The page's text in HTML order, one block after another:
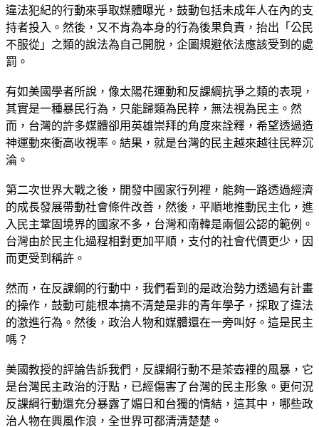
違法犯紀的行動來爭取媒體曝光，鼓動包括未成年人在內的支
持者投入。然後，又不肯為本身的行為後果負責，抬出「公民
不服從」之類的說法為自己開脫，企圖規避依法應該受到的處
罰。
有如美國學者所說，像太陽花運動和反課綱抗爭之類的表現，
其實是一種暴民行為，只能歸類為民粹，無法視為民主。然
而，台灣的許多媒體卻用英雄崇拜的角度來詮釋，希望透過造
神運動來衝高收視率。結果，就是台灣的民主越來越往民粹沉
淪。
第二次世界大戰之後，開發中國家行列裡，能夠一路透過經濟
的成長發展帶動社會條件改善，然後，平順地推動民主化，進
入民主鞏固境界的國家不多，台灣和南韓是兩個公認的範例。
台灣由於民主化過程相對更加平順，支付的社會代價更少，因
而更受到稱許。
然而，在反課綱的行動中，我們看到的是政治勢力透過有計畫
的操作，鼓動可能根本搞不清楚是非的青年學子，採取了違法
的激進行為。然後，政治人物和媒體還在一旁叫好。這是民主
嗎？
美國教授的評論告訴我們，反課綱行動不是茶壺裡的風暴，它
是台灣民主政治的汙點，已經傷害了台灣的民主形象。更何況
反課綱行動還充分暴露了媚日和台獨的情結，這其中，哪些政
治人物在興風作浪，全世界可都清清楚楚。